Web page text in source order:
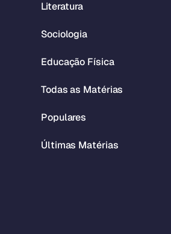
Literatura
Sociologia
Educação Física
Todas as Matérias
Populares
Últimas Matérias